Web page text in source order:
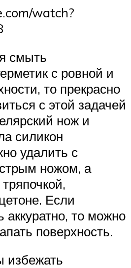
watch?
смыть
с ровной и
то прекрасно
с этой задачей
нож и
силикон
удалить с
ножом, а
Если
аккуратно, то можно
поверхность.
избежать